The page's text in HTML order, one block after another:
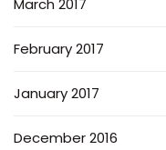
March 2017
February 2017
January 2017
December 2016